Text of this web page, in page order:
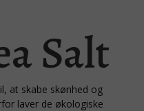
Salt
at skabe skønhed og
laver de økologiske